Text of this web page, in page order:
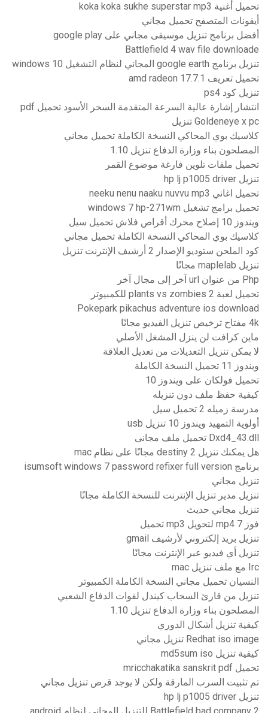
تحميل أغنية koka koka sukhe superstar mp3
أيقونات المتصفح تحميل مجاني
أفضل برنامج تنزيل موسيقى مجاني على google play
Battlefield 4 wav file downloade
تنزيل برنامج google earth المجاني لنظام التشغيل windows 10
تحميل تعريف amd radeon 17.7.1
تنزيل كود ps4
انتشار إشارة عالية السرعة المتقدمة السحر الأسود تحميل pdf
Goldeneye x pc تنزيل
كلاسيك بوي المحاكي النسخة الكاملة تحميل مجاني
المصلحون بناء وزارة الدفاع تنزيل 1.10
تحميل ملفات تلوين فارغة موضوع القمر
تنزيل hp lj p1005 driver
تحميل اغاني neeku nenu naaku nuvvu mp3
تحميل برامج تشغيل windows 7 hp-271wm
ويندوز 10 إصلاح محرك أقراص فلاش تحميل سيل
كلاسيك بوي المحاكي النسخة الكاملة تحميل مجاني
كود الملحن ستوديو الإصدار 2 أرشيف الإنترنت تنزيل
تنزيل maplelab مجانًا
Php من عنوان url آخر إلى مجال آخر
تحميل لعبة plants vs zombies 2 للكمبيوتر
Pokepark pikachus adventure ios download
4k مفتاح ترخيص تنزيل الفيديو مجانًا
ماين كرافت لن ينزل المشغل الأصلي
لا يمكن تنزيل التعديلات من تعديل العلاقة
ويندوز 11 تحميل النسخة الكاملة
تحميل فولكان على ويندوز 10
كيفية حفظ ملف دون تنزيله
مدرسة زميله 2 تحميل سيل
أولوية التمهيد ويندوز 10 تنزيل usb
Dxd4_43.dll تحميل ملف مجانى
هل يمكنك تنزيل destiny 2 مجانًا على نظام mac
برنامج isumsoft windows 7 password refixer full version
تنزيل مجاني
تنزيل مدير تنزيل الإنترنت للنسخة الكاملة مجانًا
تنزيل مجاني حديث
فوز 7 mp4 لتحويل mp3 تحميل
تنزيل بريد إلكتروني لأرشيف gmail
تنزيل أي فيديو عبر الإنترنت مجانًا
Irc مع ملف تنزيل mac
النسيان تحميل مجاني النسخة الكاملة الكمبيوتر
تنزيل من قارئ السحاب كيندل لقوات الدفاع الشعبي
المصلحون بناء وزارة الدفاع تنزيل 1.10
كيفية تنزيل أشكال الدوري
Redhat iso image تنزيل مجاني
كيفية تنزيل md5sum iso
تحميل mricchakatika sanskrit pdf
تم تثبيت السرب المارقة ولكن لا يوجد قرص تنزيل مجاني
تنزيل hp lj p1005 driver